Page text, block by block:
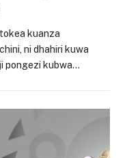
kuanza
ni dhahiri kuwa
pongezi kubwa…